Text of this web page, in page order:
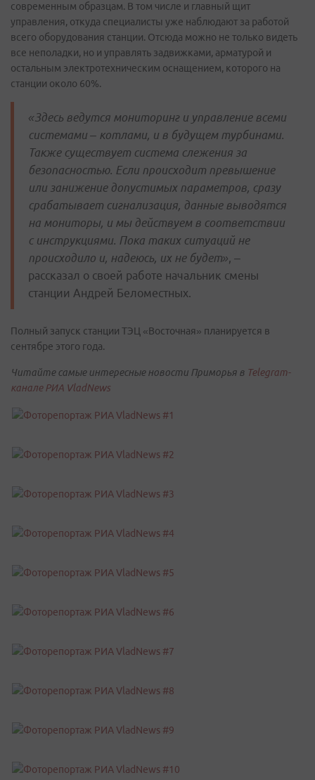
современным образцам. В том числе и главный щит
управления, откуда специалисты уже наблюдают за работой
всего оборудования станции. Отсюда можно не только видеть
все неполадки, но и управлять задвижками, арматурой и
остальным электротехническим оснащением, которого на
станции около 60%.
«Здесь ведутся мониторинг и управление всеми
системами – котлами, и в будущем турбинами.
Также существует система слежения за
безопасностью. Если происходит превышение
или занижение допустимых параметров, сразу
срабатывает сигнализация, данные выводятся
на мониторы, и мы действуем в соответствии
с инструкциями. Пока таких ситуаций не
происходило и, надеюсь, их не будет», –
рассказал о своей работе начальник смены
станции Андрей Беломестных.
Полный запуск станции ТЭЦ «Восточная» планируется в
сентябре этого года.
Читайте самые интересные новости Приморья в Telegram-
канале РИА VladNews